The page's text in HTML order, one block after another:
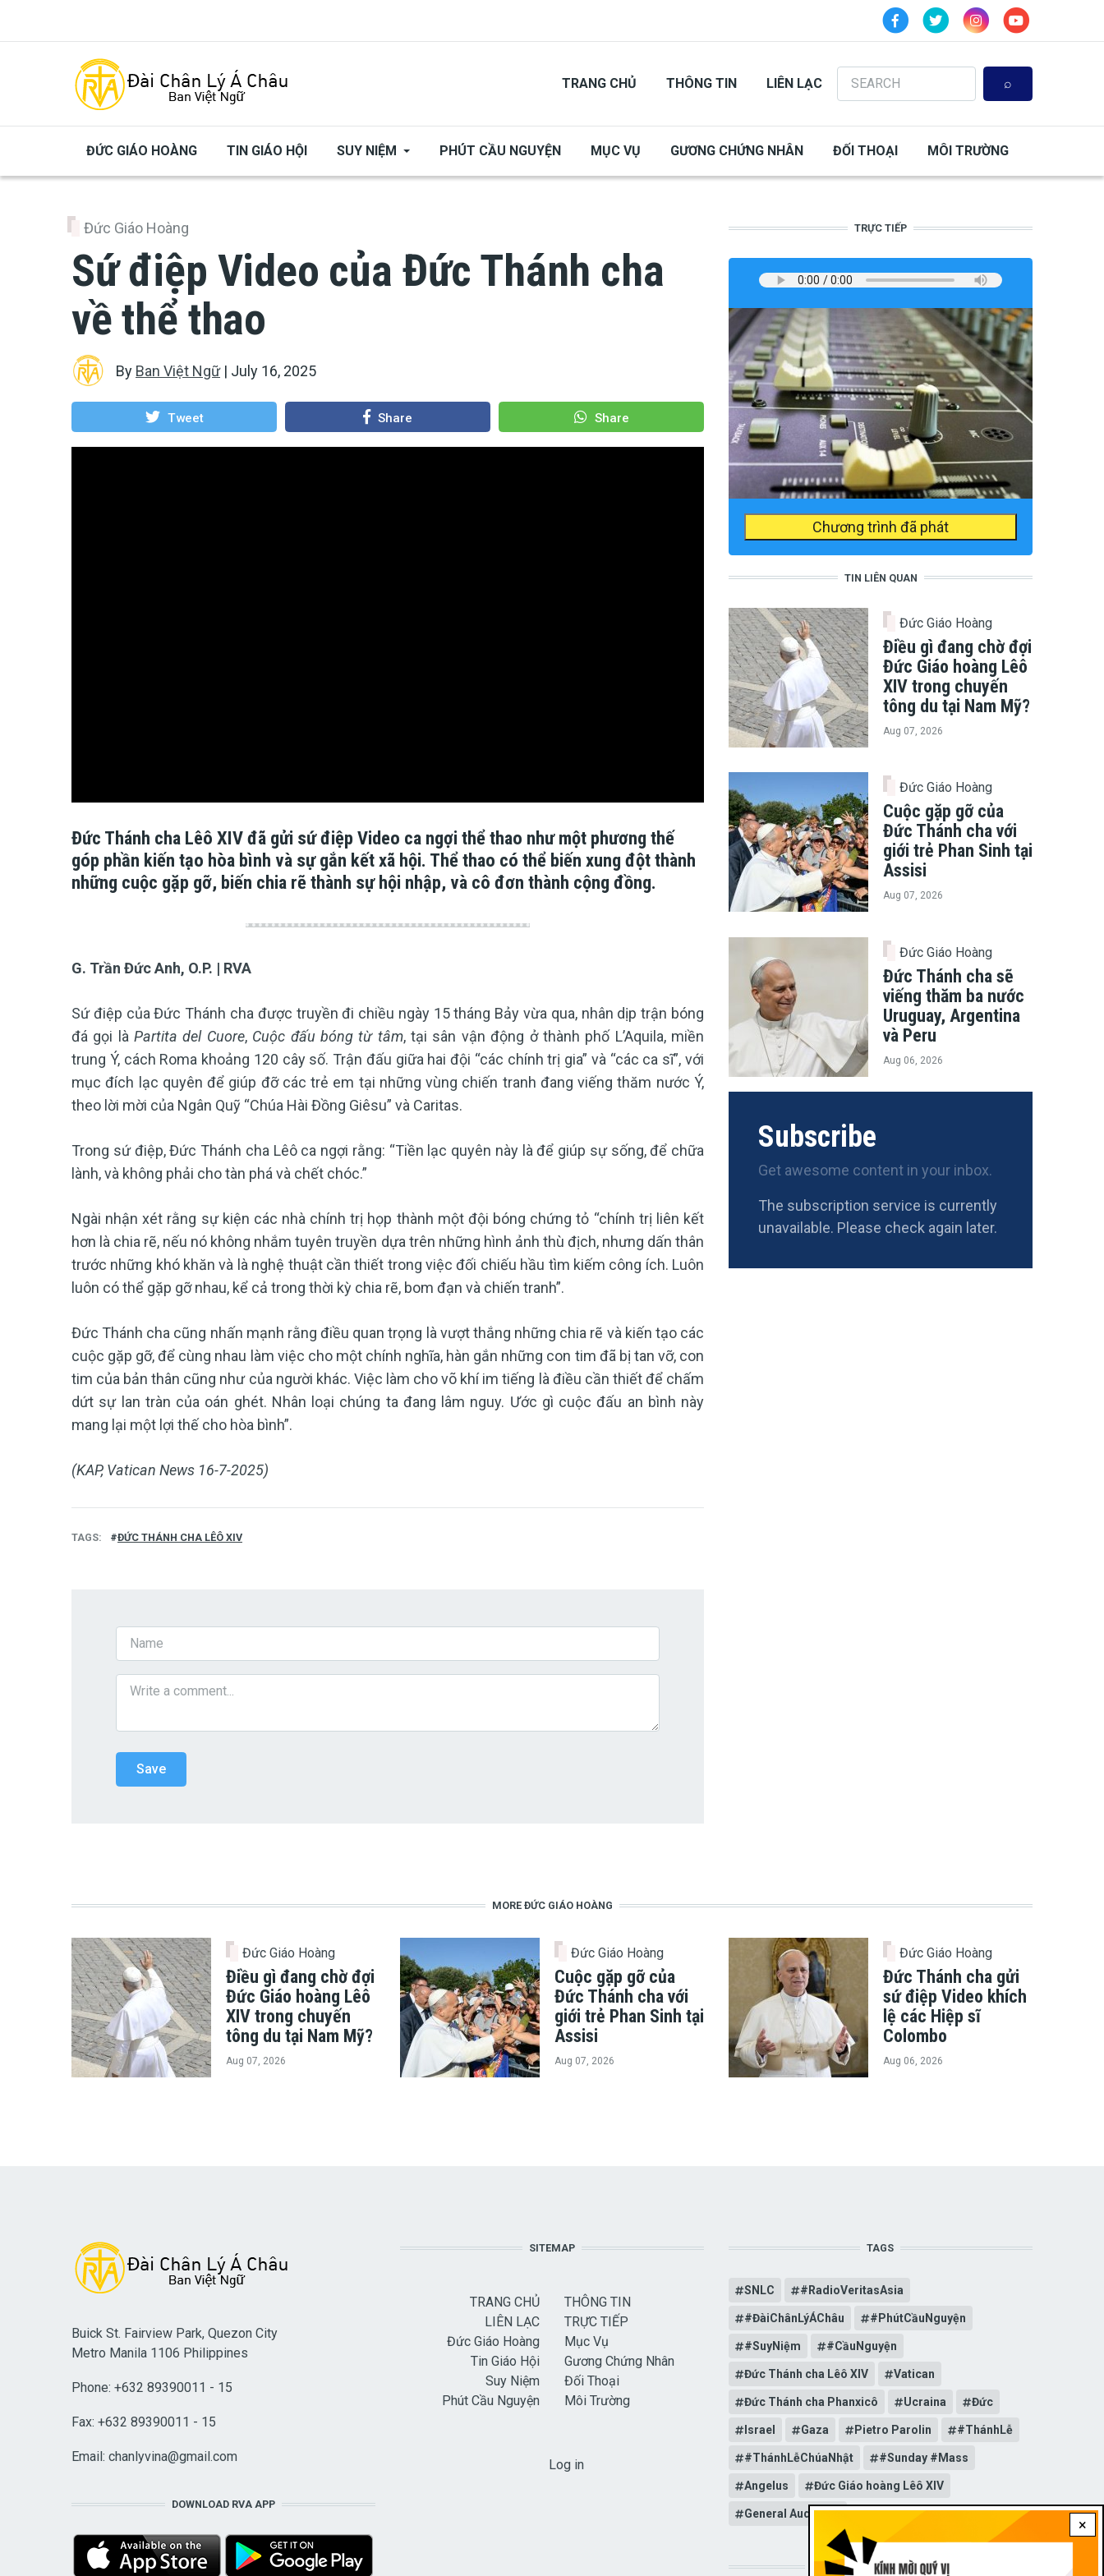
TRANG CHỦ THÔNG TIN LIÊN LẠC
Search
ĐỨC GIÁO HOÀNG TIN GIÁO HỘI SUY NIỆM PHÚT CẦU NGUYỆN MỤC VỤ GƯƠNG CHỨNG NHÂN ĐỐI THOẠI MÔI TRƯỜNG
Đức Giáo Hoàng
Sứ điệp Video của Đức Thánh cha
về thể thao
By Ban Việt Ngữ| July 16, 2025
Tweet Share Share
Đức Thánh cha Lêô XIV đã gửi sứ điệp Video ca ngợi thể thao như một phương thế
góp phần kiến tạo hòa bình và sự gắn kết xã hội. Thể thao có thể biến xung đột thành
những cuộc gặp gỡ, biến chia rẽ thành sự hội nhập, và cô đơn thành cộng đồng.
G. Trần Đức Anh, O.P. | RVA
Sứ điệp của Đức Thánh cha được truyền đi chiều ngày 15 tháng Bảy vừa qua, nhân dịp trận bóng
đá gọi làPartita del Cuore, Cuộc đấu bóng từ tâm, tại sân vận động ở thành phố L’Aquila, miền
trung Ý, cách Roma khoảng 120 cây số. Trận đấu giữa hai đội “các chính trị gia” và “các ca sĩ”, với
mục đích lạc quyên để giúp đỡ các trẻ em tại những vùng chiến tranh đang viếng thăm nước Ý,
theo lời mời của Ngân Quỹ “Chúa Hài Đồng Giêsu” và Caritas.
Trong sứ điệp, Đức Thánh cha Lêô ca ngợi rằng: “Tiền lạc quyên này là để giúp sự sống, để chữa
lành, và không phải cho tàn phá và chết chóc.”
Ngài nhận xét rằng sự kiện các nhà chính trị họp thành một đội bóng chứng tỏ “chính trị liên kết
hơn là chia rẽ, nếu nó không nhắm tuyên truyền dựa trên những hình ảnh thù địch, nhưng dấn thân
trước những khó khăn và là nghệ thuật cần thiết trong việc đối chiếu hầu tìm kiếm công ích. Luôn
luôn có thể gặp gỡ nhau, kể cả trong thời kỳ chia rẽ, bom đạn và chiến tranh”.
Đức Thánh cha cũng nhấn mạnh rằng điều quan trọng là vượt thắng những chia rẽ và kiến tạo các
cuộc gặp gỡ, để cùng nhau làm việc cho một chính nghĩa, hàn gắn những con tim đã bị tan vỡ, con
tim của bản thân cũng như của người khác. Việc làm cho võ khí im tiếng là điều cần thiết để chấm
dứt sự lan tràn của oán ghét. Nhân loại chúng ta đang lâm nguy. Ước gì cuộc đấu an bình này
mang lại một lợi thế cho hòa bình”.
(KAP, Vatican News 16-7-2025)
TAGS ĐỨC THÁNH CHA LÊÔ XIV
TRỰC TIẾP
Chương trình đã phát
TIN LIÊN QUAN
Đức Giáo Hoàng
Điều gì đang chờ đợi
Đức Giáo hoàng Lêô
XIV trong chuyến
tông du tại Nam Mỹ?
Aug 07, 2026
Đức Giáo Hoàng
Cuộc gặp gỡ của
Đức Thánh cha với
giới trẻ Phan Sinh tại
Assisi
Aug 07, 2026
Đức Giáo Hoàng
Đức Thánh cha sẽ
viếng thăm ba nước
Uruguay, Argentina
và Peru
Aug 06, 2026
Subscribe
Get awesome content in your inbox.
The subscription service is currently
unavailable. Please check again later.
MORE ĐỨC GIÁO HOÀNG
Đức Giáo Hoàng
Điều gì đang chờ đợi
Đức Giáo hoàng Lêô
XIV trong chuyến
tông du tại Nam Mỹ?
Aug 07, 2026
Đức Giáo Hoàng
Cuộc gặp gỡ của
Đức Thánh cha với
giới trẻ Phan Sinh tại
Assisi
Aug 07, 2026
Đức Giáo Hoàng
Đức Thánh cha gửi
sứ điệp Video khích
lệ các Hiệp sĩ
Colombo
Aug 06, 2026
×
Buick St. Fairview Park, Quezon City
Metro Manila 1106 Philippines
Phone: +632 89390011 - 15
Fax: +632 89390011 - 15
Email: chanlyvina@gmail.com
DOWNLOAD RVA APP
SITEMAP
TRANG CHỦ
LIÊN LẠC
Đức Giáo Hoàng
Tin Giáo Hội
Suy Niệm
Phút Cầu Nguyện
THÔNG TIN
TRỰC TIẾP
Mục Vụ
Gương Chứng Nhân
Đối Thoại
Môi Trường
Log in
TAGS
SNLC #RadioVeritasAsia
#ĐàiChânLýÁChâu #PhútCầuNguyện
#SuyNiệm #CầuNguyện
Đức Thánh cha Lêô XIV Vatican
Đức Thánh cha Phanxicô Ucraina Đức
Israel Gaza Pietro Parolin #ThánhLễ
#ThánhLễChúaNhật #Sunday #Mass
Angelus Đức Giáo hoàng Lêô XIV
General Audience
STAY CONNECTED WITH US!